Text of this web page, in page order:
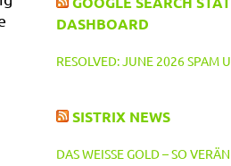
DASHBOARD
RESOLVED: JUNE 2026 SPAM
SISTRIX NEWS
DAS WEISSE GOLD – SO